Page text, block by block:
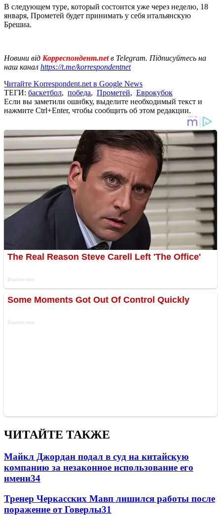
В следующем туре, который состоится уже через неделю, 18
января, Прометей будет принимать у себя итальянскую
Брешиа.
Новини від Корреспондент.netв Telegram. Підписуйтесь на
наш канал https://t.me/korrespondentnet
Читайте Korrespondent.net в Google News
ТЕГИ: баскетбол, победа, Прометей, Еврокубок
Если вы заметили ошибку, выделите необходимый текст и
нажмите Ctrl+Enter, чтобы сообщить об этом редакции.
ЧИТАЙТЕ ТАКЖЕ
Майкл Джордан подал в суд на китайскую
компанию за незаконное использование его
имени34
Тренер Черкасских Мавп лишился работы после
поражение от Говерлы31